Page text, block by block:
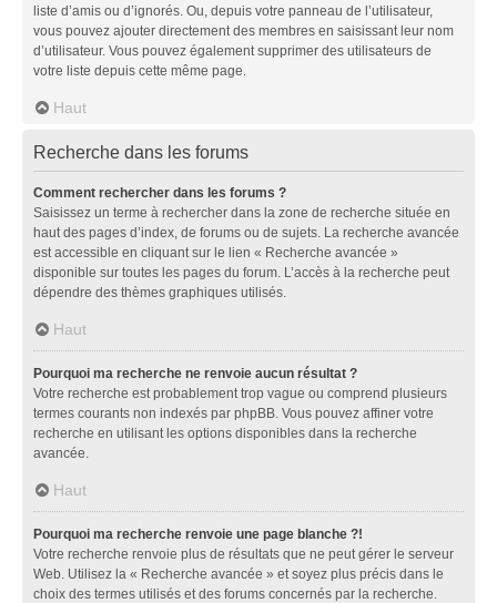
liste d’amis ou d’ignorés. Ou, depuis votre panneau de l’utilisateur,
vous pouvez ajouter directement des membres en saisissant leur nom
d’utilisateur. Vous pouvez également supprimer des utilisateurs de
votre liste depuis cette même page.
Haut
Recherche dans les forums
Comment rechercher dans les forums ?
Saisissez un terme à rechercher dans la zone de recherche située en
haut des pages d’index, de forums ou de sujets. La recherche avancée
est accessible en cliquant sur le lien « Recherche avancée »
disponible sur toutes les pages du forum. L’accès à la recherche peut
dépendre des thèmes graphiques utilisés.
Haut
Pourquoi ma recherche ne renvoie aucun résultat ?
Votre recherche est probablement trop vague ou comprend plusieurs
termes courants non indexés par phpBB. Vous pouvez affiner votre
recherche en utilisant les options disponibles dans la recherche
avancée.
Haut
Pourquoi ma recherche renvoie une page blanche ?!
Votre recherche renvoie plus de résultats que ne peut gérer le serveur
Web. Utilisez la « Recherche avancée » et soyez plus précis dans le
choix des termes utilisés et des forums concernés par la recherche.